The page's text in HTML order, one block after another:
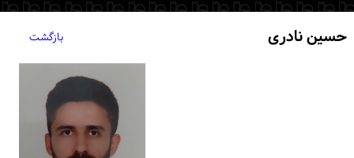
کمیته‌های انجمن
حسین نادری بازگشت